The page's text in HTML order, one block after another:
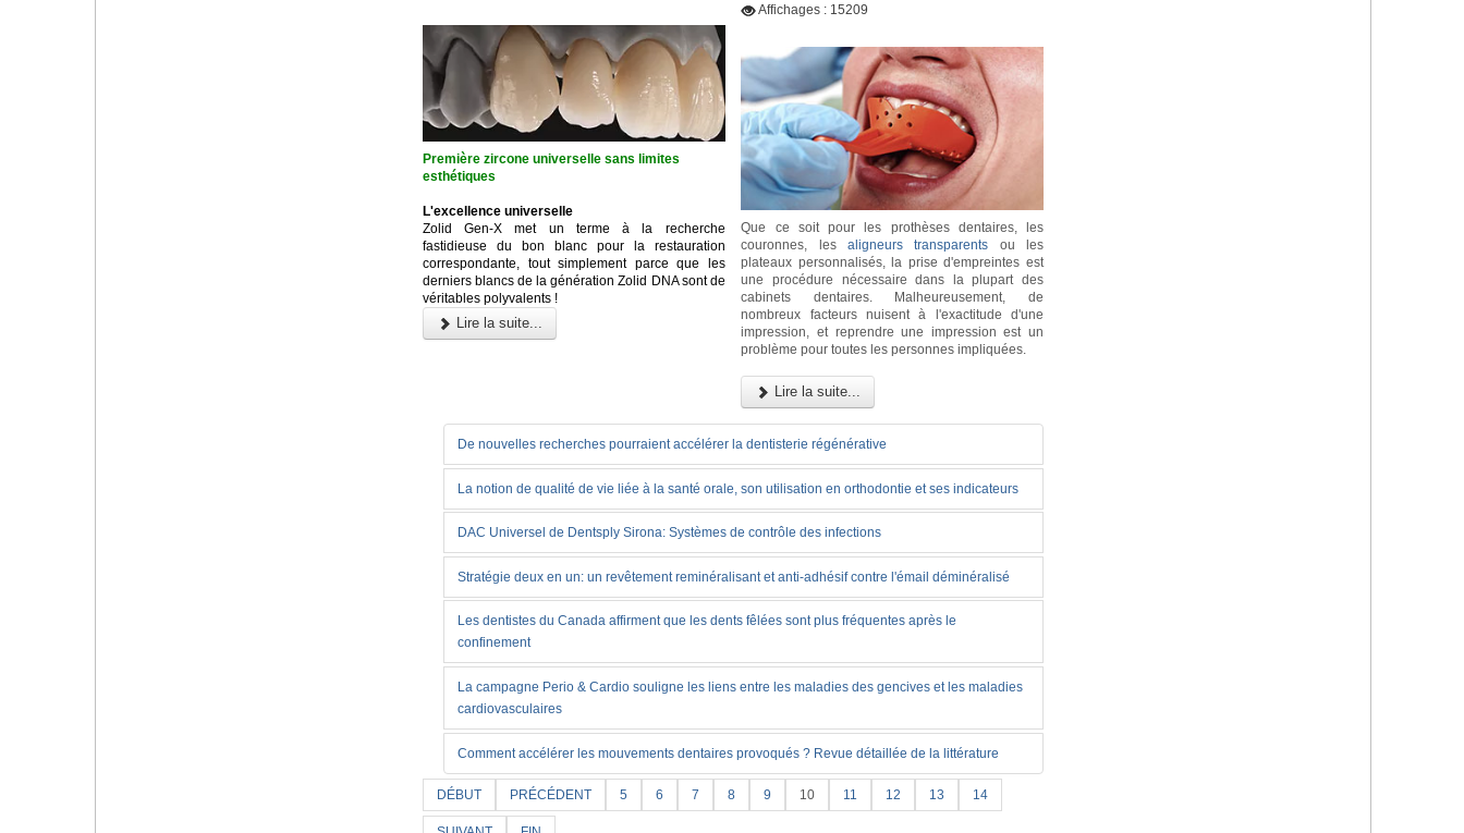
Première zircone universelle sans limites
esthétiques
L'excellence universelle
Zolid Gen-X met un terme à la recherche
fastidieuse du bon blanc pour la restauration
correspondante, tout simplement parce que les
derniers blancs de la génération Zolid DNA sont de
véritables polyvalents !
Lire la suite...
Affichages : 15209
Que ce soit pour les prothèses dentaires, les
couronnes, les aligneurs transparents ou les
plateaux personnalisés, la prise d'empreintes est
une procédure nécessaire dans la plupart des
cabinets dentaires. Malheureusement, de
nombreux facteurs nuisent à l'exactitude d'une
impression, et reprendre une impression est un
problème pour toutes les personnes impliquées.
Lire la suite...
De nouvelles recherches pourraient accélérer la dentisterie régénérative
La notion de qualité de vie liée à la santé orale, son utilisation en orthodontie et ses indicateurs
DAC Universel de Dentsply Sirona: Systèmes de contrôle des infections
Stratégie deux en un: un revêtement reminéralisant et anti-adhésif contre l'émail déminéralisé
Les dentistes du Canada affirment que les dents fêlées sont plus fréquentes après le
confinement
La campagne Perio & Cardio souligne les liens entre les maladies des gencives et les maladies
cardiovasculaires
Comment accélérer les mouvements dentaires provoqués ? Revue détaillée de la littérature
DÉBUT PRÉCÉDENT 5 6 7 8 9 10 11 12 13 14